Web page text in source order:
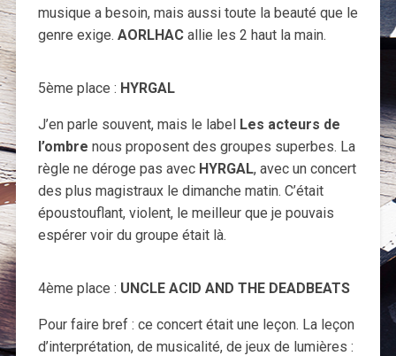
musique a besoin, mais aussi toute la beauté que le
genre exige. AORLHACallie les 2 haut la main.
5ème place : HYRGAL
J’en parle souvent, mais le label Les acteurs de
l’ombre nous proposent des groupes superbes. La
règle ne déroge pas avec HYRGAL, avec un concert
des plus magistraux le dimanche matin. C’était
époustouflant, violent, le meilleur que je pouvais
espérer voir du groupe était là.
4ème place : UNCLE ACID AND THE DEADBEATS
Pour faire bref : ce concert était une leçon. La leçon
d’interprétation, de musicalité, de jeux de lumières :